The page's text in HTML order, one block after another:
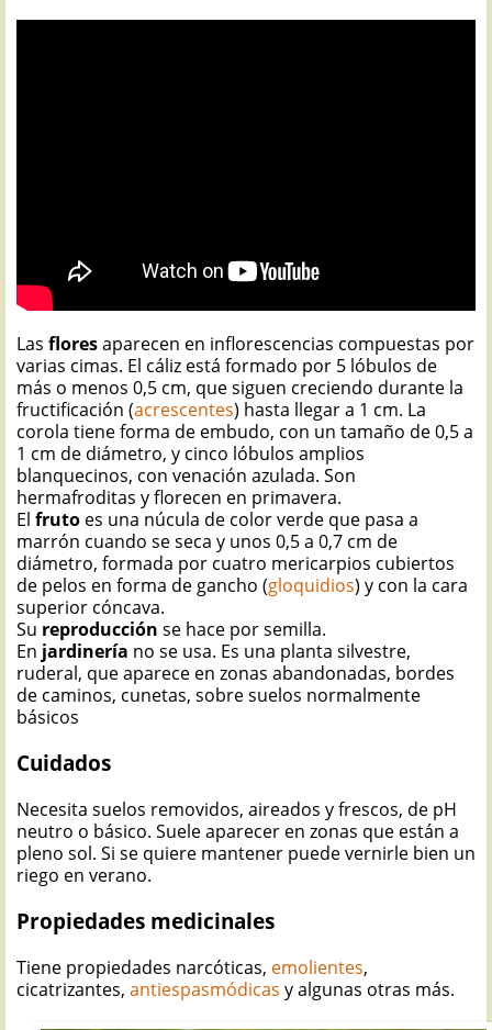
Las floresaparecen en inflorescencias compuestas por
varias cimas. El cáliz está formado por 5 lóbulos de
más o menos 0,5 cm, que siguen creciendo durante la
fructificación (acrescentes) hasta llegar a 1 cm. La
corola tiene forma de embudo, con un tamaño de 0,5 a
1 cm de diámetro, y cinco lóbulos amplios
blanquecinos, con venación azulada. Son
hermafroditas y florecen en primavera.
El fruto es una núcula de color verde que pasa a
marrón cuando se seca y unos 0,5 a 0,7 cm de
diámetro, formada por cuatro mericarpios cubiertos
de pelos en forma de gancho (gloquidios) y con la cara
superior cóncava.
Su reproducción se hace por semilla.
En jardinería no se usa. Es una planta silvestre,
ruderal, que aparece en zonas abandonadas, bordes
de caminos, cunetas, sobre suelos normalmente
básicos
Cuidados
Necesita suelos removidos, aireados y frescos, de pH
neutro o básico. Suele aparecer en zonas que están a
pleno sol. Si se quiere mantener puede vernirle bien un
riego en verano.
Propiedades medicinales
Tiene propiedades narcóticas, emolientes,
cicatrizantes, antiespasmódicas y algunas otras más.